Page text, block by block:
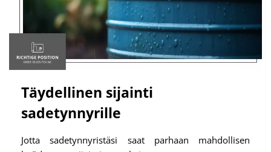
Täydellinen sijainti
sadetynnyrille
Jotta sadetynnyristäsi saat parhaan mahdollisen